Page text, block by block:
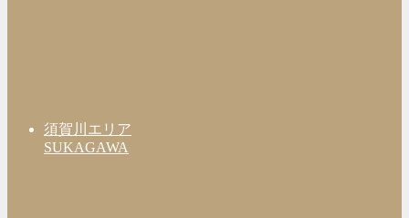
須賀川エリア
SUKAGAWA